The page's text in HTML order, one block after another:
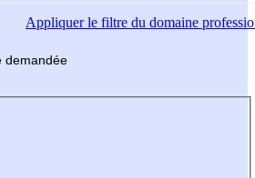
Appliquerle filtre du domaine
demandée